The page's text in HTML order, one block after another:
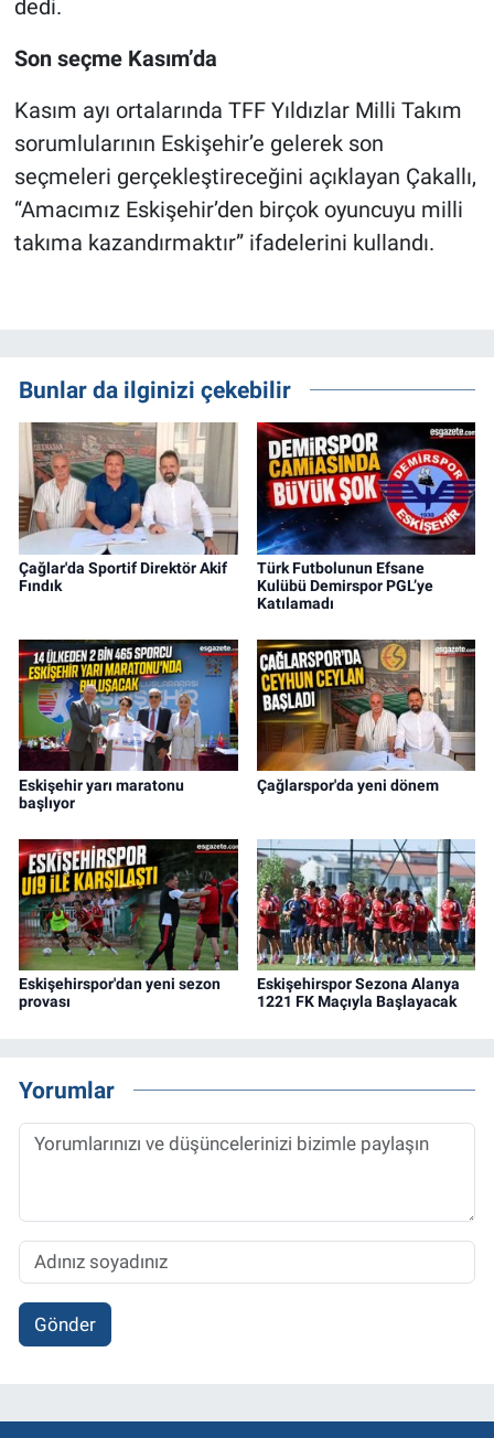
dedi.
Son seçme Kasım’da
Kasım ayı ortalarında TFF Yıldızlar Milli Takım
sorumlularının Eskişehir’e gelerek son
seçmeleri gerçekleştireceğini açıklayan Çakallı,
“Amacımız Eskişehir’den birçok oyuncuyu milli
takıma kazandırmaktır” ifadelerini kullandı.
Bunlar da ilginizi çekebilir
Çağlar'da Sportif Direktör Akif
Fındık
Türk Futbolunun Efsane
Kulübü Demirspor PGL’ye
Katılamadı
Eskişehir yarı maratonu
başlıyor
Çağlarspor'da yeni dönem
Eskişehirspor'dan yeni sezon
provası
Eskişehirspor Sezona Alanya
1221 FK Maçıyla Başlayacak
Yorumlar
Gönder